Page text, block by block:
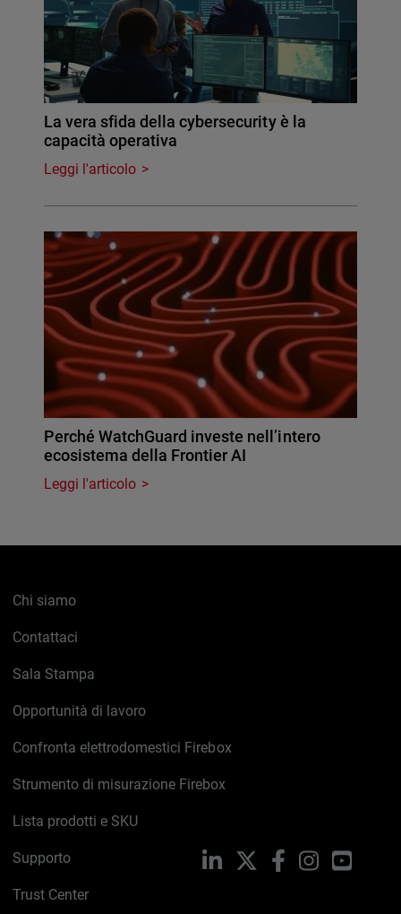
La vera sfida della cybersecurity è la
capacità operativa
Leggi l'articolo
Perché WatchGuard investe nell’intero
ecosistema della Frontier AI
Leggi l'articolo
Chi siamo
Contattaci
Sala Stampa
Opportunità di lavoro
Confronta elettrodomestici Firebox
Strumento di misurazione Firebox
Lista prodotti e SKU
Supporto
Trust Center
LinkedIn FacebookInstagram